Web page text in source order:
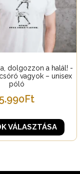
dolgozzon a halál! -
vagyok – unisex
póló
5.990Ft
VÁLASZTÁSA